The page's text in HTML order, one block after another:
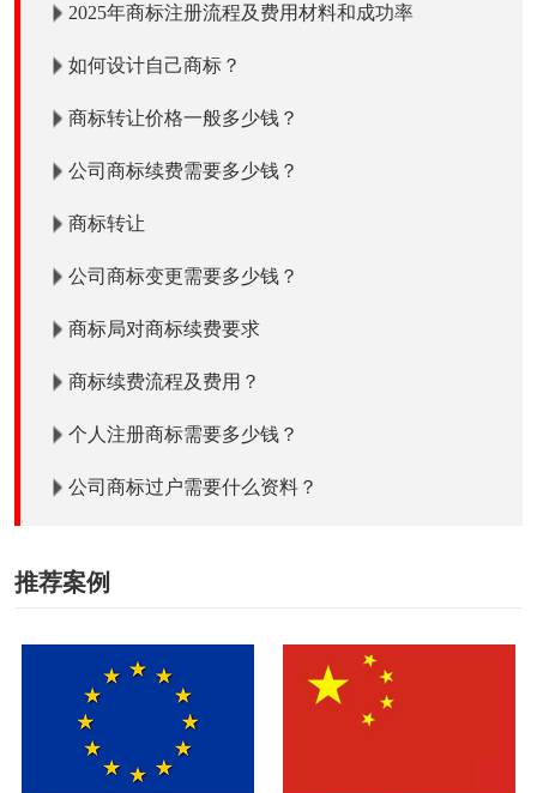
2025年商标注册流程及费用材料和成功率
如何设计自己商标？
商标转让价格一般多少钱？
公司商标续费需要多少钱？
商标转让
公司商标变更需要多少钱？
商标局对商标续费要求
商标续费流程及费用？
个人注册商标需要多少钱？
公司商标过户需要什么资料？
推荐案例